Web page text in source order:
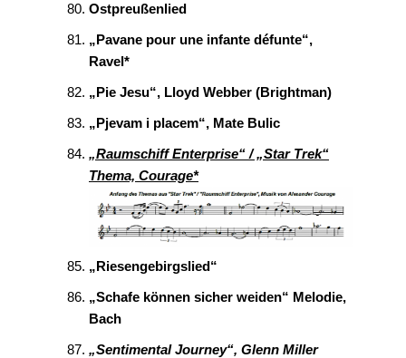
Ostpreußenlied
„Pavane pour une infante défunte“,
Ravel*
„Pie Jesu“, Lloyd Webber (Brightman)
„Pjevam i placem“, Mate Bulic
„Raumschiff Enterprise“ / „Star Trek“
Thema, Courage*
„Riesengebirgslied“
„Schafe können sicher weiden“ Melodie,
Bach
„Sentimental Journey“, Glenn Miller